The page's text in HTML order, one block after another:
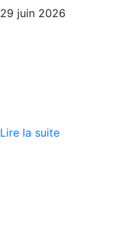
29 juin 2026
Lire la suite